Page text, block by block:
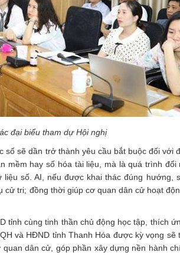
đại biểu tham dự Hội nghị
số sẽ dần trở thành yêu cầu bắt buộc đối với
mềm hay số hóa tài liệu, mà là quá trình
số. AI, nếu được khai thác đúng hướng,
tri; đồng thời giúp cơ quan dân cử hoạt
cùng tinh thần chủ động học tập, thích
và HĐND tỉnh Thanh Hóa được kỳ vọng
dân cử, góp phần xây dựng nền hành